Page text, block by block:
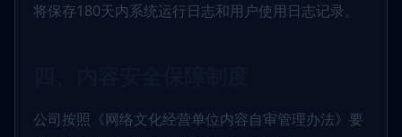
将保存180天内系统运行日志和用户使用日志记录。
公司按照《网络文化经营单位内容自审管理办法》要